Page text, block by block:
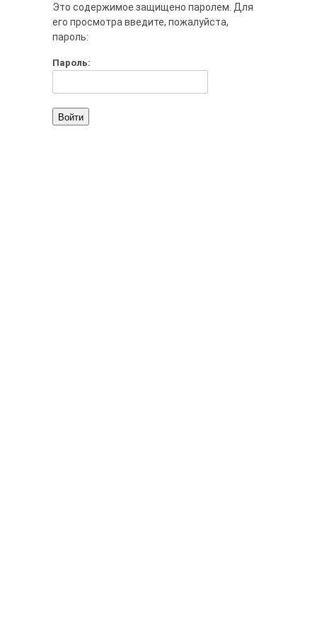
Это содержимое защищено паролем. Для
его просмотра введите, пожалуйста,
пароль:
Пароль: